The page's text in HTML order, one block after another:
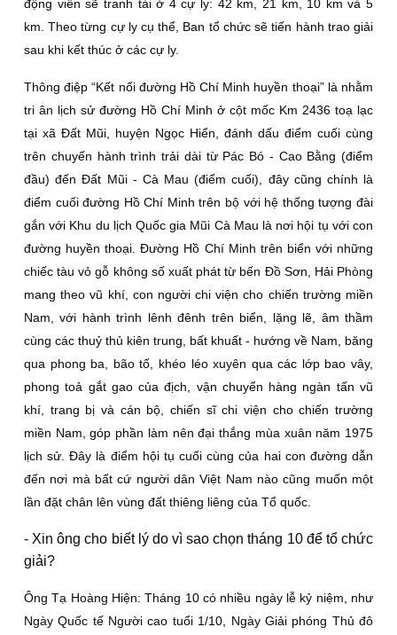
động viên sẽ tranh tài ở 4 cự ly: 42 km, 21 km, 10 km và 5
km. Theo từng cự ly cụ thể, Ban tổ chức sẽ tiến hành trao giải
sau khi kết thúc ở các cự ly.
Thông điệp “Kết nối đường Hồ Chí Minh huyền thoại” là nhằm
tri ân lịch sử đường Hồ Chí Minh ở cột mốc Km 2436 toạ lạc
tại xã Ðất Mũi, huyện Ngọc Hiển, đánh dấu điểm cuối cùng
trên chuyến hành trình trải dài từ Pác Bó - Cao Bằng (điểm
đầu) đến Ðất Mũi - Cà Mau (điểm cuối), đây cũng chính là
điểm cuối đường Hồ Chí Minh trên bộ với hệ thống tượng đài
gắn với Khu du lịch Quốc gia Mũi Cà Mau là nơi hội tụ với con
đường huyền thoại. Ðường Hồ Chí Minh trên biển với những
chiếc tàu vỏ gỗ không số xuất phát từ bến Ðồ Sơn, Hải Phòng
mang theo vũ khí, con người chi viện cho chiến trường miền
Nam, với hành trình lênh đênh trên biển, lặng lẽ, âm thầm
cùng các thuỷ thủ kiên trung, bất khuất - hướng về Nam, băng
qua phong ba, bão tố, khéo léo xuyên qua các lớp bao vây,
phong toả gắt gao của địch, vận chuyển hàng ngàn tấn vũ
khí, trang bị và cán bộ, chiến sĩ chi viện cho chiến trường
miền Nam, góp phần làm nên đại thắng mùa xuân năm 1975
lịch sử. Ðây là điểm hội tụ cuối cùng của hai con đường dẫn
đến nơi mà bất cứ người dân Việt Nam nào cũng muốn một
lần đặt chân lên vùng đất thiêng liêng của Tổ quốc.
- Xin ông cho biết lý do vì sao chọn tháng 10 để tổ chức
giải?
Ông Tạ Hoàng Hiện:Tháng 10 có nhiều ngày lễ kỷ niệm, như
Ngày Quốc tế Người cao tuổi 1/10, Ngày Giải phóng Thủ đô